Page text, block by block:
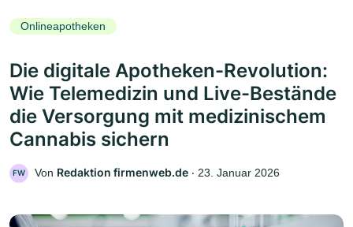
Onlineapotheken
Die digitale Apotheken-Revolution:
Wie Telemedizin und Live-Bestände
die Versorgung mit medizinischem
Cannabis sichern
FW Von Redaktion firmenweb.de ‧ 23. Januar 2026